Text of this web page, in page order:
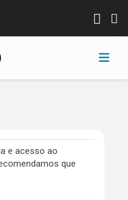
e acesso ao
que